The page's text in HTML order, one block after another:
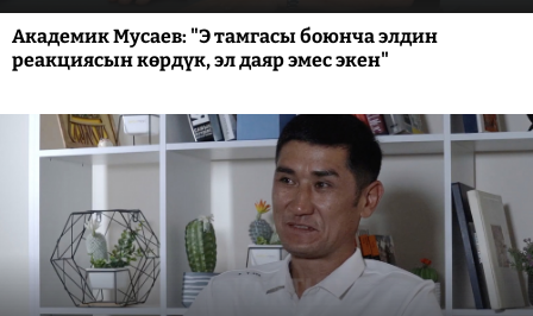
Академик Мусаев: "Э тамгасы боюнча элдин
реакциясын көрдүк, эл даяр эмес экен"